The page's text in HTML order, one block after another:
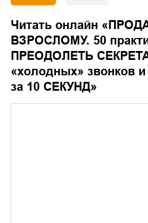
Читать онлайн «
ВЗРОСЛОМУ. 50
ПРЕОДОЛЕТЬ
«холодных» звонков
за 10 СЕКУНД»